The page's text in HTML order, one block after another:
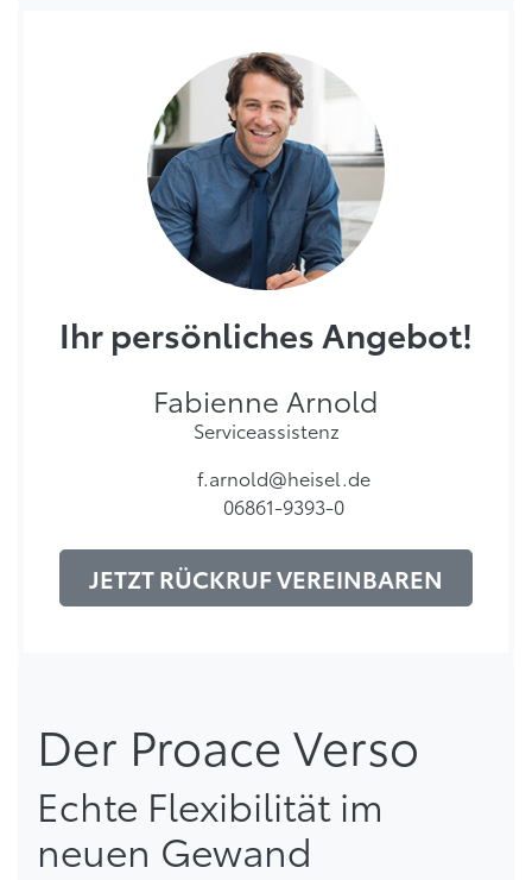
Ihr persönliches Angebot!
Fabienne Arnold
Serviceassistenz
f.arnold@heisel.de
06861-9393-0
JETZT RÜCKRUF VEREINBAREN
Der Proace Verso
Echte Flexibilität im
neuen Gewand